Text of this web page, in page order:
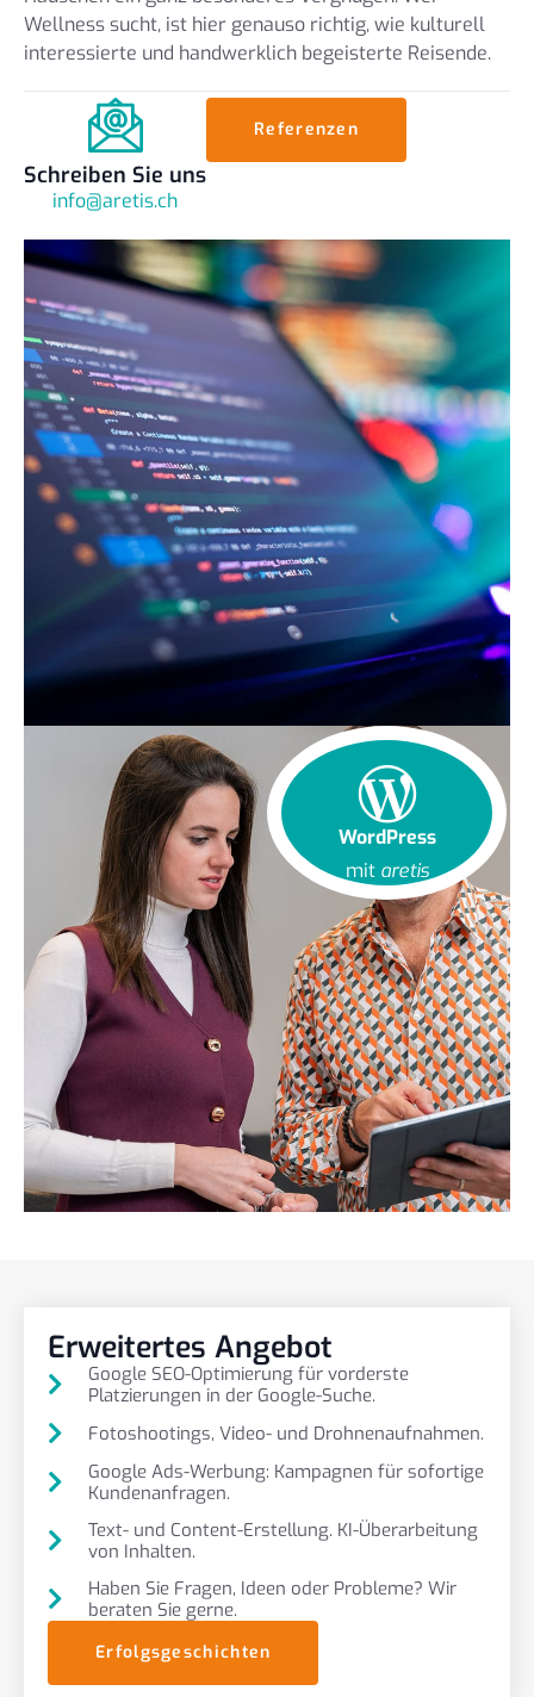
Wellness sucht, ist hier genauso richtig, wie kulturell
interessierte und handwerklich begeisterte Reisende.
Schreiben Sie uns
info@aretis.ch
Referenzen
WordPress
mit aretis
Erweitertes Angebot
Google SEO-Optimierung für vorderste
Platzierungen in der Google-Suche.
Fotoshootings, Video- und Drohnenaufnahmen.
Google Ads-Werbung: Kampagnen für sofortige
Kundenanfragen.
Text- und Content-Erstellung. KI-Überarbeitung
von Inhalten.
Haben Sie Fragen, Ideen oder Probleme? Wir
beraten Sie gerne.
Erfolgsgeschichten